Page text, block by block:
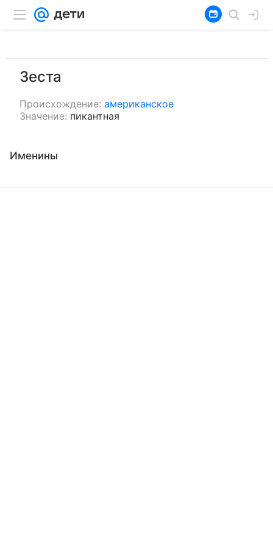
Зеста
Происхождение: американское
Значение: пикантная
Именины